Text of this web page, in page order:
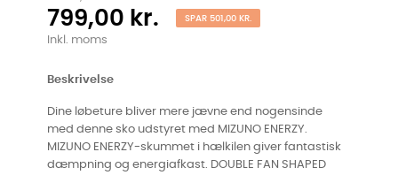
799,00 kr. SPAR 501,00 KR.
Inkl. moms
Beskrivelse
Dine løbeture bliver mere jævne end nogensinde
med denne sko udstyret med MIZUNO ENERZY.
MIZUNO ENERZY-skummet i hælkilen giver fantastisk
dæmpning og energiafkast. DOUBLE FAN SHAPED